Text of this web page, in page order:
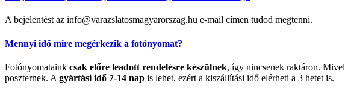
A bejelentést az info@varazslatosmagyarorszag.hu e-mail címen tudod megtenni.
Mennyi idő mire megérkezik a fotónyomat?
Fotónyomataink csak előre leadott rendelésre készülnek, így nincsenek raktáron. Mivel
poszternek. A gyártási idő 7-14 nap is lehet, ezért a kiszállítási idő elérheti a 3 hetet is.